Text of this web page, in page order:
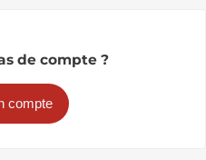
de compte ?
compte